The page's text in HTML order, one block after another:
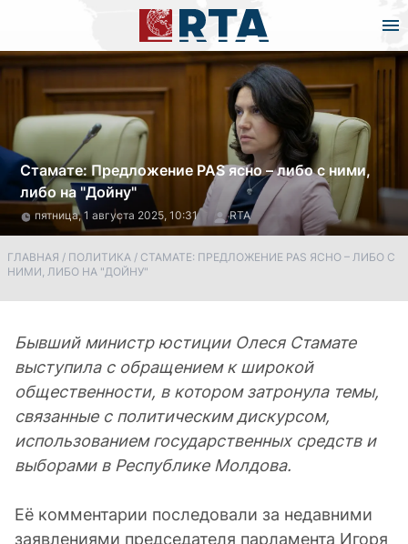
Стамате: Предложение PAS ясно – либо с ними,
либо на "Дойну"
пятница, 1 августа 2025, 10:31 RTA
ГЛАВНАЯ / ПОЛИТИКА / СТАМАТЕ: ПРЕДЛОЖЕНИЕ PAS ЯСНО – ЛИБО С
НИМИ, ЛИБО НА "ДОЙНУ"
Бывший министр юстиции Олеся Стамате
выступила с обращением к широкой
общественности, в котором затронула темы,
связанные с политическим дискурсом,
использованием государственных средств и
выборами в Республике Молдова.
Её комментарии последовали за недавними
заявлениями председателя парламента Игоря